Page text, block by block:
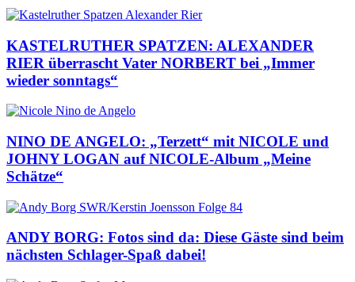
KASTELRUTHER SPATZEN: ALEXANDER
RIER überrascht Vater NORBERT bei „Immer
wieder sonntags“
NINO DE ANGELO: „Terzett“ mit NICOLE und
JOHNY LOGAN auf NICOLE-Album „Meine
Schätze“
ANDY BORG: Fotos sind da: Diese Gäste sind beim
nächsten Schlager-Spaß dabei!